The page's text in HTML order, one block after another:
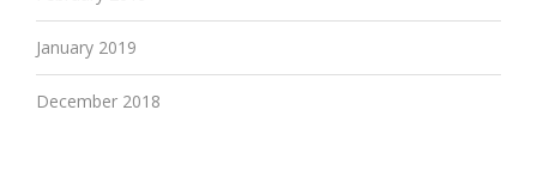
January 2019
December 2018